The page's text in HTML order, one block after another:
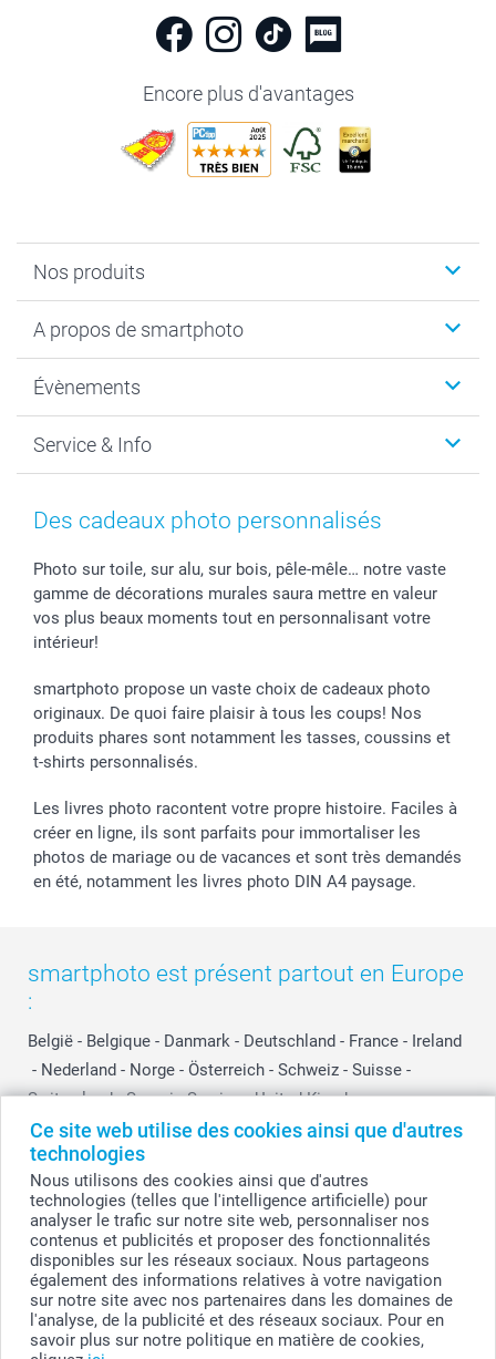
Ce site web utilise des cookies ainsi que d'autres
technologies
Nous utilisons des cookies ainsi que d'autres
technologies (telles que l'intelligence artificielle) pour
analyser le trafic sur notre site web, personnaliser nos
contenus et publicités et proposer des fonctionnalités
disponibles sur les réseaux sociaux. Nous partageons
également des informations relatives à votre navigation
sur notre site avec nos partenaires dans les domaines de
l'analyse, de la publicité et des réseaux sociaux. Pour en
savoir plus sur notre politique en matière de cookies,
Encore plus d'avantages
Nos produits
Cadeaux photo
MyNameBook
Développement photo & Tirage photo
Cadres photo & accessoires déco
Calendrier photos & Agendas photo
Stickers & Etiquettes
Chèque Cadeau
A propos de smartphoto
Durabilité
Gestion des cookies
Mentions Légales
Affiliation
Investor Relations
B2B smartbusiness
Droit de rétractation
Évènements
Nouvel An
Fête des Mères
Confirmation ou communion
Mariage
Fête d'anniversaire
Collection naissance
Tous les évènements
Service & Info
Tarifs et frais de livraison
Livraison en 48 heures
Modes de Paiement
Identifiez-vous
Plan du site
Statut de ma commande
smarfriends
smartgarantie
smartbonus
Des cadeaux photo personnalisés
Photo sur toile, sur alu, sur bois, pêle-mêle… notre vaste
gamme de décorations murales saura mettre en valeur
vos plus beaux moments tout en personnalisant votre
intérieur!
smartphoto propose un vaste choix de cadeaux photo
originaux. De quoi faire plaisir à tous les coups! Nos
produits phares sont notamment les tasses, coussins et
t-shirts personnalisés.
Les livres photo racontent votre propre histoire. Faciles à
créer en ligne, ils sont parfaits pour immortaliser les
photos de mariage ou de vacances et sont très demandés
en été, notamment les livres photo DIN A4 paysage.
smartphoto est présent partout en Europe
:
België - Belgique - Danmark - Deutschland - France - Ireland
- Nederland - Norge - Österreich - Schweiz - Suisse -
Switzerland - Suomi - Sverige - United Kingdom -
Other Countries
© smartphoto group. Tous droits réservés
Tous les prix sont en francs suisses (CHF), TVA incluse et hors frais de port.